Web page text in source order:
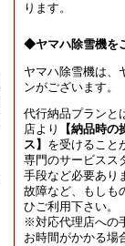
ります。
◆ヤマハ除雪機を
ヤマハ除雪機は、
ンがございます。
代行納品プランと
店より
【納品時
ス】 を受けること
専門のサービスス
手段など必要あり
故障など、もしも
ひご利用下さい。
※対応代理店への
お時間がかかる場